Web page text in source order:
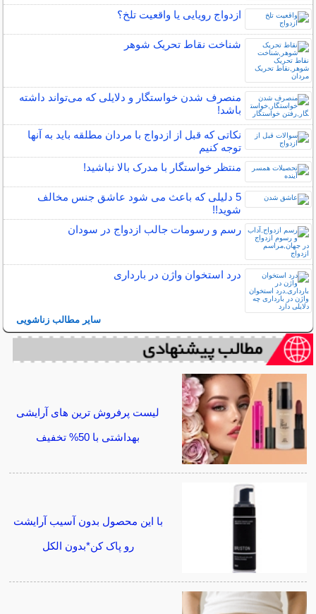
ازدواج رویایی یا واقعیت تلخ؟
شناخت نقاط تحریک شوهر
منصرف شدن خواستگار و دلایلی که می‌تواند داشته
باشد!
نکاتی که قبل از ازدواج با مردان مطلقه باید به آنها
توجه کنیم
منتظر خواستگار با مدرک بالا نباشید!
5 دلیلی که باعث می شود عاشق جنس مخالف
شوید!!
رسم و رسومات جالب ازدواج در سودان
درد استخوان واژن در بارداری
سایر مطالب زناشویی
لیست پرفروش ترین های آرایشی
بهداشتی با 50% تخفیف
با این محصول بدون آسیب آرایشت
رو پاک کن*بدون الکل